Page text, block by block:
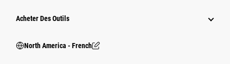
Acheter Des Outils
North America - French